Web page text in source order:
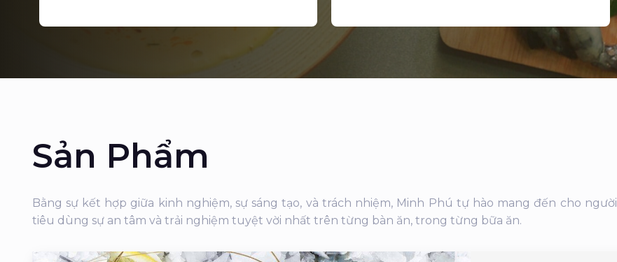
Sản Phẩm
Bằng sự kết hợp giữa kinh nghiệm, sự sáng tạo, và trách nhiệm, Minh Phú tự hào mang đến cho người
tiêu dùng sự an tâm và trải nghiệm tuyệt vời nhất trên từng bàn ăn, trong từng bữa ăn.